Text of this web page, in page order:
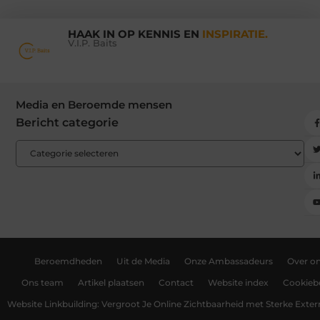
HAAK IN OP KENNIS EN INSPIRATIE.
V.I.P. Baits
Media en Beroemde mensen
Bericht categorie
Beroemdheden Uit de Media Onze Ambassadeurs Over
Ons team Artikel plaatsen Contact Website index
Website Linkbuilding: Vergroot Je Online Zichtbaarheid met Sterke